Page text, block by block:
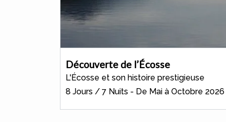
Découverte de l’Écosse
L'Écosse et son histoire prestigieuse
8 Jours / 7 Nuits - De Mai à Octobre 2026